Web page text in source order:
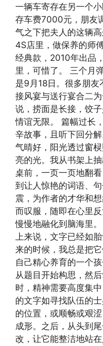
一辆车寄存在另一个
存车费7000元，朋友
气之下把夫人的这辆
4S店里，做保养的师
经典款，2010年出品
里，可惜了。 三个月
是9月18日。很多朋
接风宴与送行宴合二
说，捞面是长接，饺
情谊无限。 篇幅过长
辛故事，且听下回分
气晴好，阳光透过窗
亮的光。我从书架上
桌前，一页一页地翻
到让人惊艳的词语、
震，为作者的才华和
而叹服，随即在心里
慢慢地融化到脑海里
上来说，文字已经如
来的时候，我总是把
自己精心养育的一个
从题目开始构思，然
时，精神需要高度集
的文字如寻找队伍的
的位置，或顺畅或艰
成形。之后，从头到
改，让它能整洁地站